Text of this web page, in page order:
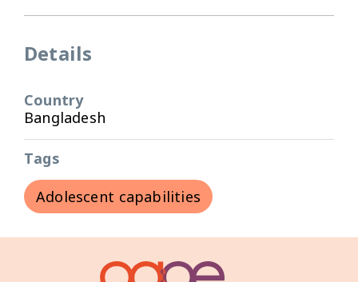
Details
Country
Bangladesh
Tags
Adolescent capabilities